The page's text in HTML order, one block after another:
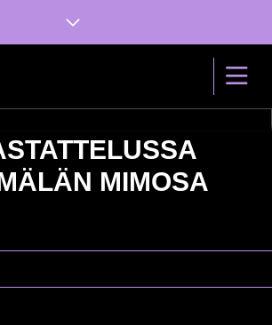
MIMOSA